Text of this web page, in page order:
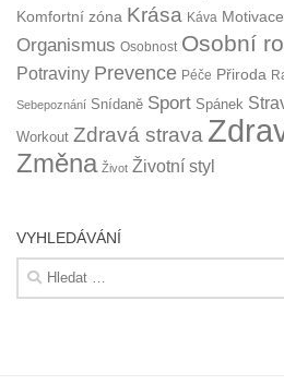
Komfortní zóna Krása Káva Motivace
Organismus Osobnost Osobní
Potraviny Prevence Péče Přiroda
Sebepoznání Snídaně Sport Spánek
Workout Zdravá strava
Změna Život Životní styl
VYHLEDÁVÁNÍ
Vyhledávání